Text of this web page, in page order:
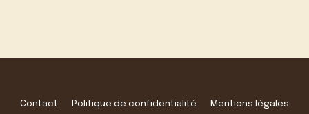
Contact Politique de confidentialité Mentions légales